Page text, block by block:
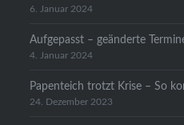
6. Januar 2024
Aufgepasst – geänderte
4. Januar 2024
Papenteich trotzt Krise – So
24. Dezember 2023